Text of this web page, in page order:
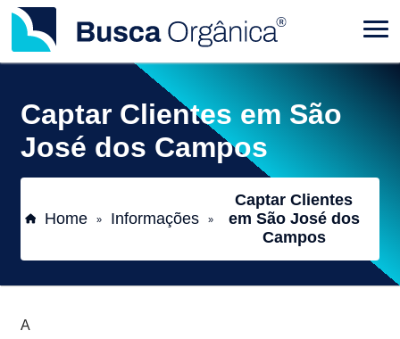
Captar Clientes em São
José dos Campos
Home » Informações »
Captar Clientes
em São José dos
Campos
A